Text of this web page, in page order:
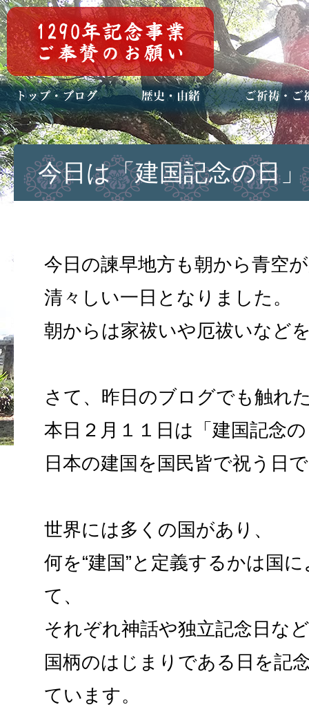
トップページ
ブログ(日々八百万)
お知らせ一覧 歴史・ご祭神
年中行事
メディア掲載 ご祈祷・ご祈
安産祈願
初宮参り
七五三詣
長寿のお祝い
神前結婚式
厄祓い・方位
車のお祓い
地鎮祭
神葬祭（神式
今日は「建国記念の日」
今日の諫早地方も朝から青空
清々しい一日となりました。
朝からは家祓いや厄祓いなど
さて、昨日のブログでも触れ
本日２月１１日は「建国記念
日本の建国を国民皆で祝う日
世界には多くの国があり、
何を“建国”と定義するかは国
て、
それぞれ神話や独立記念日な
国柄のはじまりである日を記
ています。